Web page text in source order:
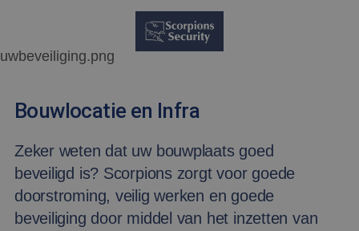
Bouwlocatie en Infra
Zeker weten dat uw bouwplaats goed
beveiligd is? Scorpions zorgt voor goede
doorstroming, veilig werken en goede
beveiliging door middel van het inzetten van